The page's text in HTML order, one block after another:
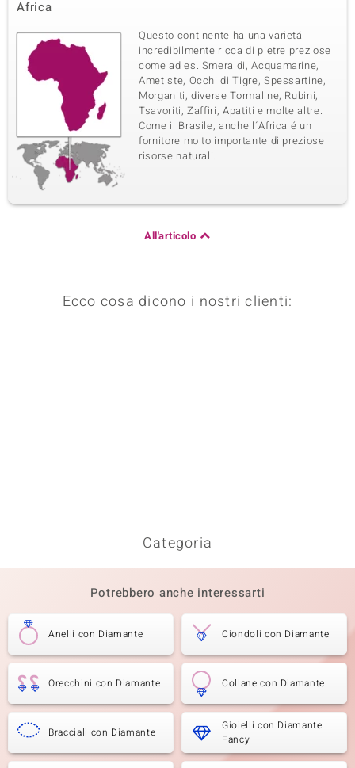
Africa
Questo continente ha una varietá
incredibilmente ricca di pietre preziose
come ad es. Smeraldi, Acquamarine,
Ametiste, Occhi di Tigre, Spessartine,
Morganiti, diverse Tormaline, Rubini,
Tsavoriti, Zaffiri, Apatiti e molte altre.
Come il Brasile, anche l´Africa é un
fornitore molto importante di preziose
risorse naturali.
All'articolo
Ecco cosa dicono i nostri clienti:
Categoria
Potrebbero anche interessarti
Anelli con Diamante Ciondoli con Diamante
Orecchini con Diamante Collane con Diamante
Bracciali con Diamante
Gioielli con Diamante
Fancy